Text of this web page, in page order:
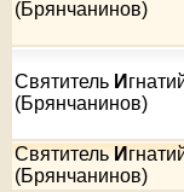
(Брянчанинов)
Святитель И
(Брянчанинов)
СвятительИ
(Брянчанинов)